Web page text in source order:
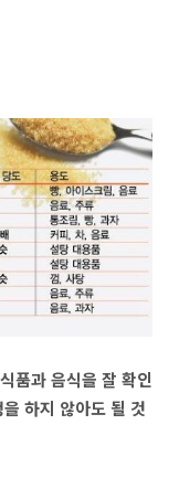
품과 음식을 잘 확인
하지 않아도 될 것